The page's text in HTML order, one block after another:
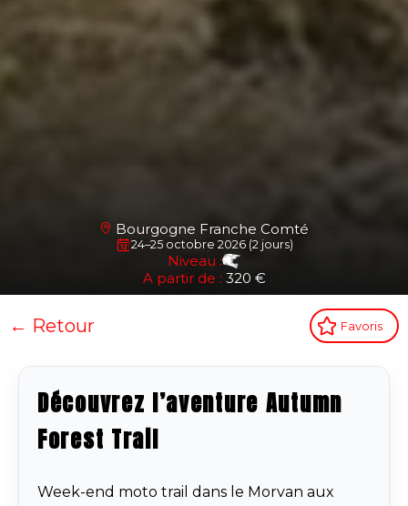
Bourgogne Franche Comté
24–25 octobre 2026 (2 jours)
Niveau :
A partir de : 320 €
← Retour Favoris
Découvrez l’aventure Autumn
Forest Trail
Week-end moto trail dans le Morvan aux